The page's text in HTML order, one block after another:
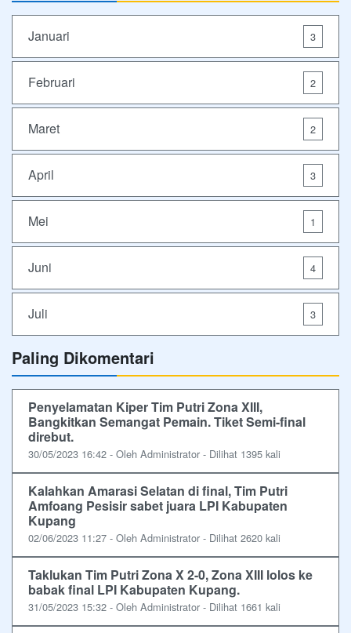
Januari 3
Februari 2
Maret 2
April 3
Mei 1
Juni 4
Juli 3
Paling Dikomentari
Penyelamatan Kiper Tim Putri Zona XIII,
Bangkitkan Semangat Pemain. Tiket Semi-final
direbut.
30/05/2023 16:42 - Oleh Administrator - Dilihat 1395 kali
Kalahkan Amarasi Selatan di final, Tim Putri
Amfoang Pesisir sabet juara LPI Kabupaten
Kupang
02/06/2023 11:27 - Oleh Administrator - Dilihat 2620 kali
Taklukan Tim Putri Zona X 2-0, Zona XIII lolos ke
babak final LPI Kabupaten Kupang.
31/05/2023 15:32 - Oleh Administrator - Dilihat 1661 kali